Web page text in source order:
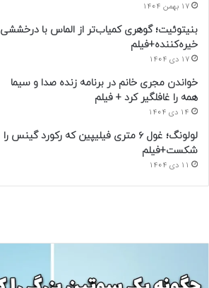
17 بهمن 1404
بنیتوئیت؛ گوهری کمیاب‌تر از الماس با درخششی
خیره‌کننده+فیلم
17 دی 1404
خواندن مجری خانم در برنامه زنده صدا و سیما
همه را غافلگیر کرد + فیلم
14 دی 1404
لولونگ؛ غول ۶ متری فیلیپین که رکورد گینس را
شکست+فیلم
11 دی 1404